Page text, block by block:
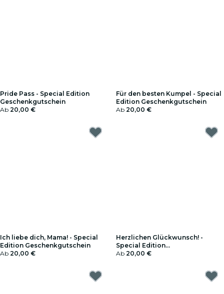
Pride Pass - Special Edition
Geschenkgutschein
Ab 20,00 €
Für den besten Kumpel - Special
Edition Geschenkgutschein
Ab 20,00 €
Ich liebe dich, Mama! - Special
Edition Geschenkgutschein
Ab 20,00 €
Herzlichen Glückwunsch! -
Special Edition
Geschenkgutschein
Ab 20,00 €